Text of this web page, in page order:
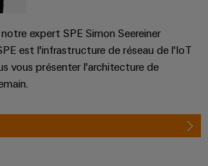
expert SPE Simon Seereiner
est l'infrastructure de réseau de l'IoT
vous présenter l'architecture de